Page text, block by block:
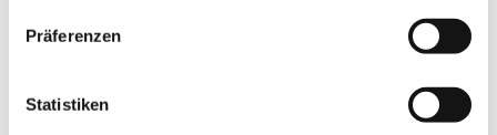
Präferenzen
Statistiken